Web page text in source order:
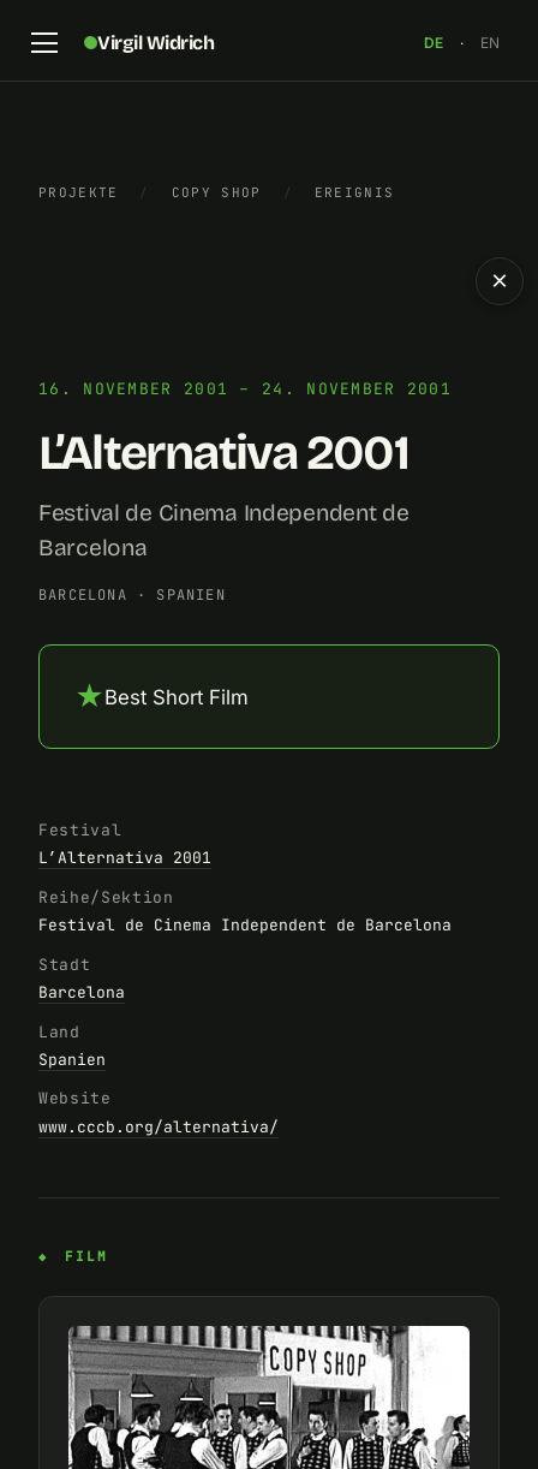
Virgil Widrich DE · EN
PROJEKTE / COPY SHOP / EREIGNIS
16. NOVEMBER 2001 – 24. NOVEMBER 2001
L’Alternativa 2001
Festival de Cinema Independent de
Barcelona
BARCELONA · SPANIEN
★Best Short Film
Festival
L’Alternativa 2001
Reihe/Sektion
Festival de Cinema Independent de Barcelona
Stadt
Barcelona
Land
Spanien
Website
www.cccb.org/alternativa/
FILM
×